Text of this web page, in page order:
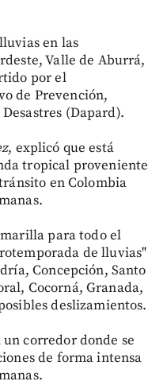
en las
Valle de Aburrá,
por el
de Prevención,
(Dapard).
, explicó que está
tropical proveniente
en Colombia
para todo el
de lluvias"
Concepción, Santo
Cocorná, Granada,
deslizamientos.
corredor donde se
de forma intensa